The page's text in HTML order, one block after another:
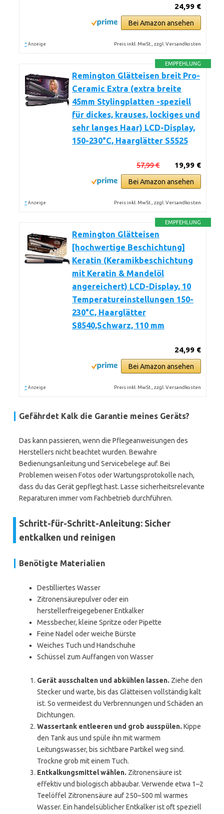
24,99 €
Bei Amazon ansehen
* Anzeige Preis inkl. MwSt., zzgl. Versandkosten
EMPFEHLUNG
Remington Glätteisen breit Pro-
Ceramic Extra (extra breite
45mm Stylingplatten -speziell
für dickes, krauses, lockiges und
sehr langes Haar) LCD-Display,
150-230°C, Haarglätter S5525
19,99 €
57,99 €
Bei Amazon ansehen
* Anzeige Preis inkl. MwSt., zzgl. Versandkosten
EMPFEHLUNG
Remington Glätteisen
[hochwertige Beschichtung]
Keratin (Keramikbeschichtung
mit Keratin & Mandelöl
angereichert) LCD-Display, 10
Temperatureinstellungen 150-
230°C, Haarglätter
S8540,Schwarz, 110 mm
24,99 €
Bei Amazon ansehen
* Anzeige Preis inkl. MwSt., zzgl. Versandkosten
Gefährdet Kalk die Garantie meines Geräts?
Das kann passieren, wenn die Pflegeanweisungen des
Herstellers nicht beachtet wurden. Bewahre
Bedienungsanleitung und Servicebelege auf. Bei
Problemen weisen Fotos oder Wartungsprotokolle nach,
dass du das Gerät gepflegt hast. Lasse sicherheitsrelevante
Reparaturen immer vom Fachbetrieb durchführen.
Schritt-für-Schritt-Anleitung: Sicher
entkalken und reinigen
Benötigte Materialien
Destilliertes Wasser
Zitronensäurepulver oder ein
herstellerfreigegebener Entkalker
Messbecher, kleine Spritze oder Pipette
Feine Nadel oder weiche Bürste
Weiches Tuch und Handschuhe
Schüssel zum Auffangen von Wasser
Gerät ausschalten und abkühlen lassen. Ziehe den
Stecker und warte, bis das Glätteisen vollständig kalt
ist. So vermeidest du Verbrennungen und Schäden an
Dichtungen.
Wassertank entleeren und grob ausspülen. Kippe
den Tank aus und spüle ihn mit warmem
Leitungswasser, bis sichtbare Partikel weg sind.
Trockne grob mit einem Tuch.
Entkalkungsmittel wählen. Zitronensäure ist
effektiv und biologisch abbaubar. Verwende etwa 1–2
Teelöffel Zitronensäure auf 250–500 ml warmes
Wasser. Ein handelsüblicher Entkalker ist oft speziell